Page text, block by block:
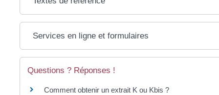
Services en ligne et formulaires
Questions ? Réponses !
Comment obtenir un extrait K ou Kbis ?